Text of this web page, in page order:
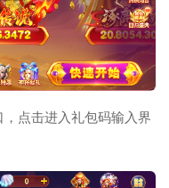
点击进入礼包码输入界